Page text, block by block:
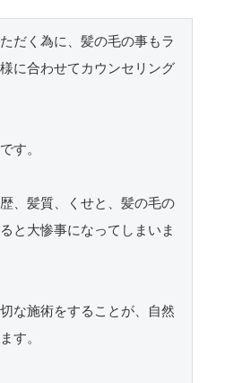
だく為に、髪の毛の事もラ
に合わせてカウンセリング
す。
、髪質、くせと、髪の毛の
と大惨事になってしまいま
な施術をすることが、自然
す。